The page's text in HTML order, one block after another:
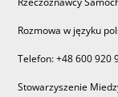
Rozmowa w języku
Telefon: +48 600 920
Stowarzyszenie